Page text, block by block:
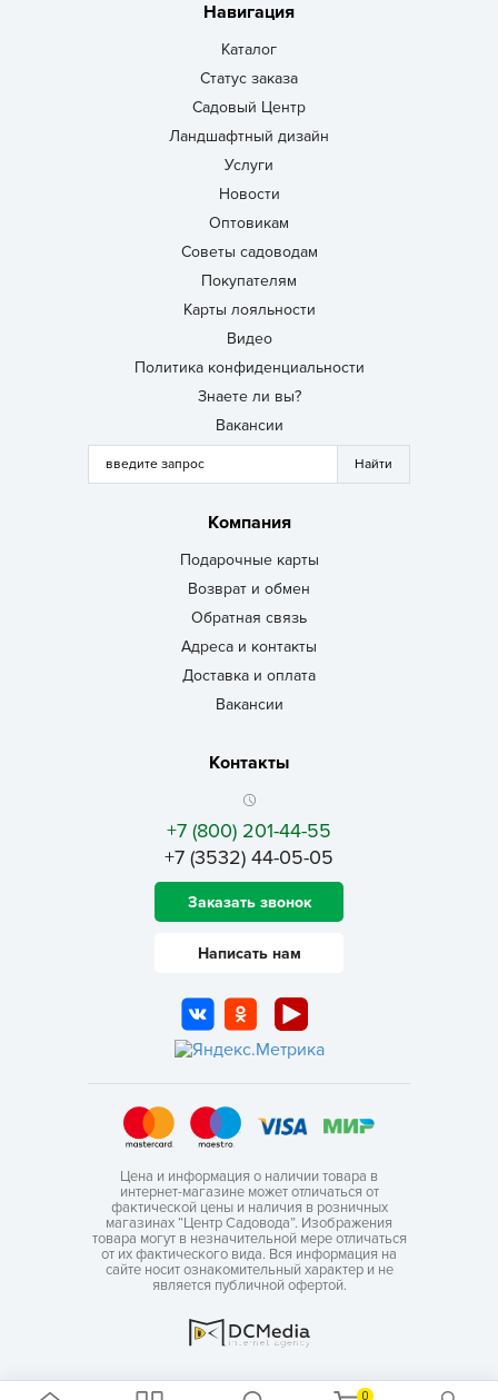
0
Навигация
Каталог
Статус заказа
Садовый Центр
Ландшафтный дизайн
Услуги
Новости
Оптовикам
Советы садоводам
Покупателям
Карты лояльности
Видео
Политика конфиденциальности
Знаете ли вы?
Вакансии
Компания
Подарочные карты
Возврат и обмен
Обратная связь
Адреса и контакты
Доставка и оплата
Вакансии
Контакты
+7 (800) 201-44-55
+7 (3532) 44-05-05
Заказать звонок
Написать нам
Цена и информация о наличии товара в
интернет-магазине может отличаться от
фактической цены и наличия в розничных
магазинах “Центр Садовода”. Изображения
товара могут в незначительной мере отличаться
от их фактического вида. Вся информация на
сайте носит ознакомительный характер и не
является публичной офертой.